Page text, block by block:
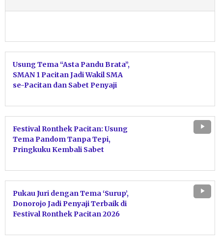
Usung Tema “Asta Pandu Brata”,
SMAN 1 Pacitan Jadi Wakil SMA
se-Pacitan dan Sabet Penyaji
Festival Ronthek Pacitan: Usung
Tema Pandom Tanpa Tepi,
Pringkuku Kembali Sabet
Pukau Juri dengan Tema ‘Surup’,
Donorojo Jadi Penyaji Terbaik di
Festival Ronthek Pacitan 2026